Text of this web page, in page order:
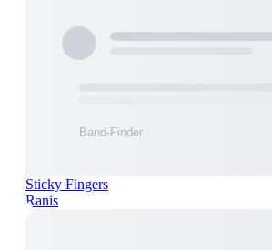
Sticky Fingers
Ranis